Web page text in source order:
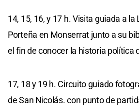
14, 15, 16, y 17 h. Visita guiada a la
Porteña en Monserrat junto a su
el fin de conocer la historia política
17, 18 y 19 h. Circuito guiado
de San Nicolás. con punto de